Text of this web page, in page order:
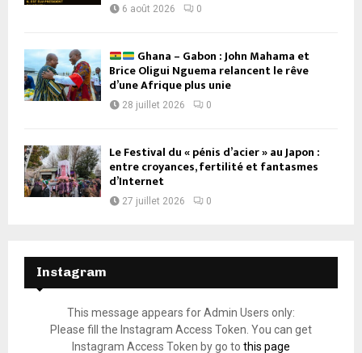
6 août 2026 0
Ghana – Gabon : John Mahama et
Brice Oligui Nguema relancent le rêve
d’une Afrique plus unie
28 juillet 2026 0
Le Festival du « pénis d’acier » au Japon :
entre croyances, fertilité et fantasmes
d’Internet
27 juillet 2026 0
Instagram
This message appears for Admin Users only:
Please fill the Instagram Access Token. You can get
Instagram Access Token by go to this page